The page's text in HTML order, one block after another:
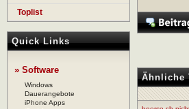
Toplist
Quick Links
» Software
Windows
Dauerangebote
iPhone Apps
Ähnliche